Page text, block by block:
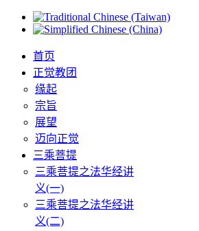
首页
正觉教团
缘起
宗旨
展望
迈向正觉
三乘菩提
三乘菩提之法华经讲
义(一)
三乘菩提之法华经讲
义(二)